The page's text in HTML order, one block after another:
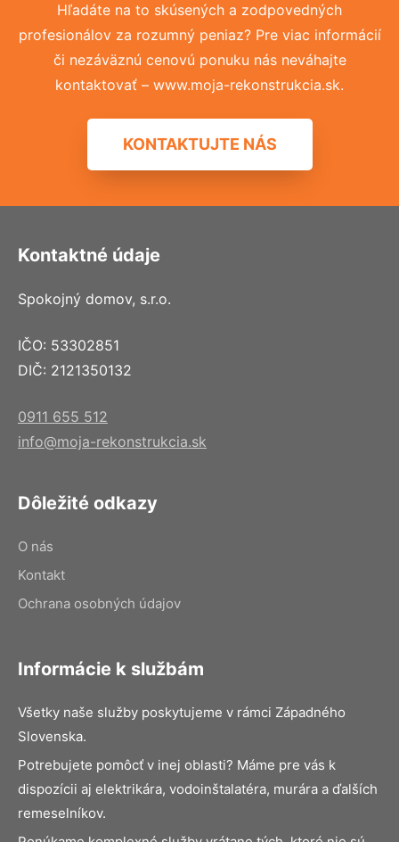
Hľadáte na to skúsených a zodpovedných
profesionálov za rozumný peniaz? Pre viac informácií
či nezáväznú cenovú ponuku nás neváhajte
kontaktovať – www.moja-rekonstrukcia.sk.
KONTAKTUJTE NÁS
Kontaktné údaje
Spokojný domov, s.r.o.
IČO: 53302851
DIČ: 2121350132
0911 655 512
info@moja-rekonstrukcia.sk
Dôležité odkazy
O nás
Kontakt
Ochrana osobných údajov
Informácie k službám
Všetky naše služby poskytujeme v rámci Západného
Slovenska.
Potrebujete pomôcť v inej oblasti? Máme pre vás k
dispozícii aj elektrikára, vodoinštalatéra, murára a ďalších
remeselníkov.